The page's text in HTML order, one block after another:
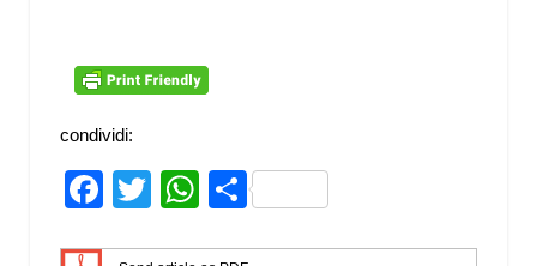
condividi:
Facebook
TwitterWhatsApp
Share